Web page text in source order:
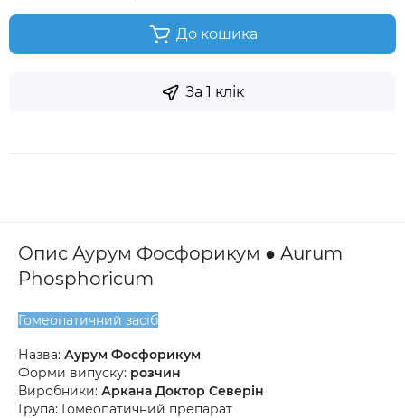
До кошика
За 1 клік
Опис Аурум Фосфорикум ● Aurum
Phosphoricum
Гомеопатичний засіб
Назва: Аурум Фосфорикум
Форми випуску: розчин
Виробники: Аркана Доктор Северін
Група: Гомеопатичний препарат